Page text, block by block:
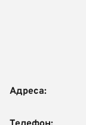
Адреса: